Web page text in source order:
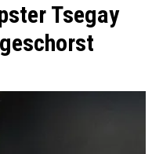
Tsegay